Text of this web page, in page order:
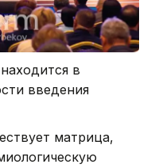
в
введения
матрица,